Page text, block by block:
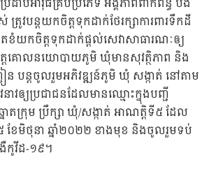
ាប់អាវុធគ្រប់ប្រភេទ អង្គភាពពាក់ព័ន្ធ បង
ត្រូវបន្តយកចិត្តទុកដាក់ថែរក្សាការពារទឹកដី
ខំយកចិត្តទុកដាក់ផ្តល់សេវាសាធារណៈឲ្យ
ត្តគោលនយោបាយភូមិ ឃុំមានសុវត្ថិភាព និង
ន បន្តចូលរួមអភិវឌ្ឍន៍ភូមិ ឃុំ សង្កាត់ នៅតាម
ាវឲ្យប្រជាជនដែលមានឈ្មោះក្នុងបញ្ជី
តក្រុម ប្រឹក្សា ឃុំ/សង្កាត់ អាណត្តិទី៥ ដែល
៥ ខែមិថុនា ឆ្នាំ២០២២ ខាងមុខ និងចូលរួមទប់
កូវីដ-១៩។